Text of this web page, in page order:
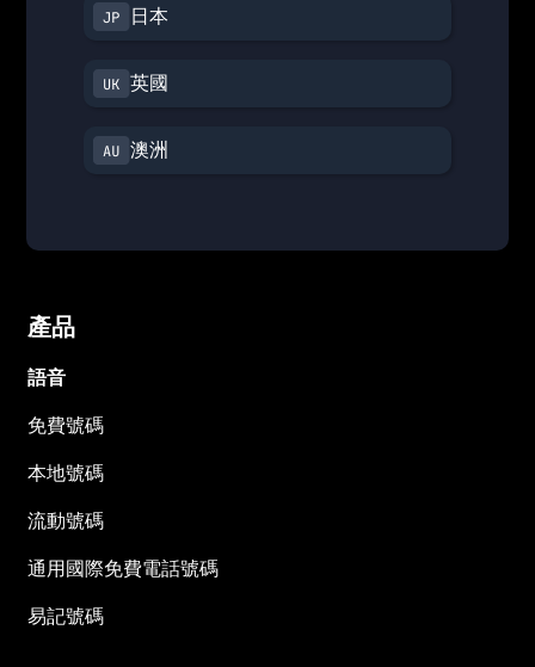
日本
英國
澳洲
產品
語音
免費號碼
本地號碼
流動號碼
通用國際免費電話號碼
易記號碼